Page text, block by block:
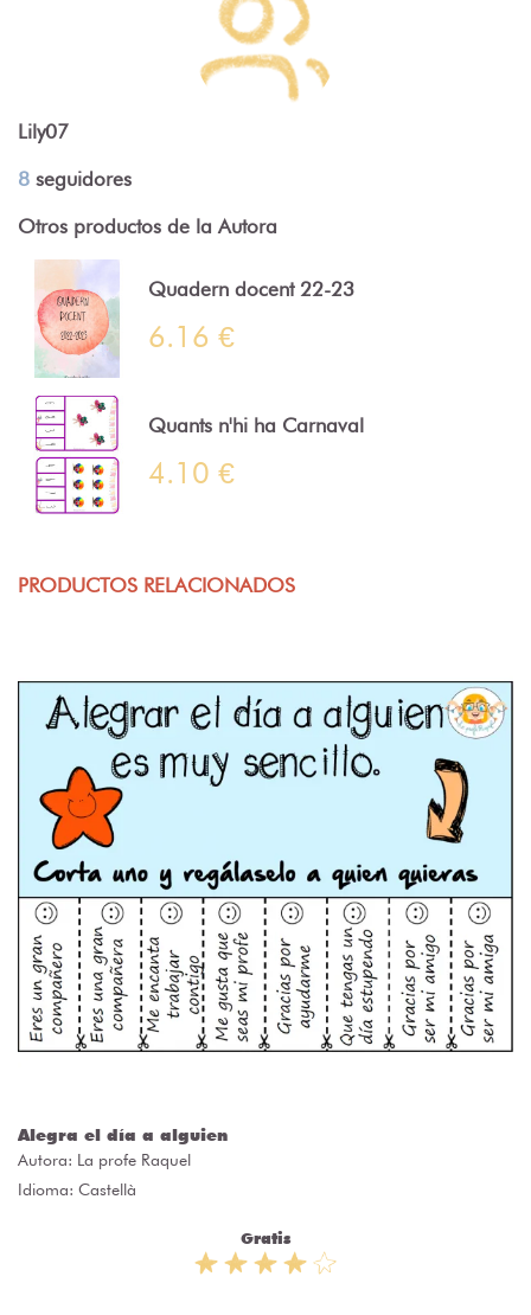
Lily07
8 seguidores
Otros productos de la Autora
Quadern docent 22-23
6.16 €
Quants n'hi ha Carnaval
4.10 €
PRODUCTOS RELACIONADOS
Alegra el día a alguien
Autora: La profe Raquel
Idioma: Castellà
Gratis